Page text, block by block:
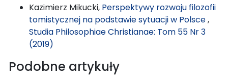
Kazimierz Mikucki, Perspektywy rozwoju filozofii
tomistycznej na podstawie sytuacji w Polsce,
Studia Philosophiae Christianae: Tom 55 Nr 3
(2019)
Podobne artykuły